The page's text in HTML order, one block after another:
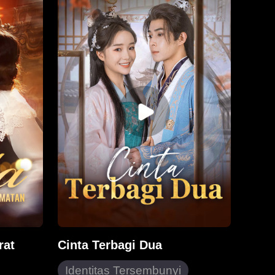
untuk
demi kedamaian keluarga,
Madisyn diam-diam bertahan
selama ini. Baru setelah dokter
memberitahunya bahwa dia hanya
memiliki waktu satu bulan lagi
untuk hidup karena kanker
payudara, dia memutuskan untuk
tidak lagi berdiam diri dan merebut
kembali harga dirinya.
Cinta Terbagi Dua
Identitas Tersembunyi